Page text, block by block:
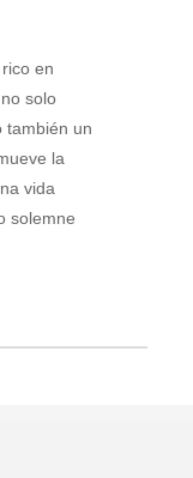
en
solo
también un
la
vida
solemne